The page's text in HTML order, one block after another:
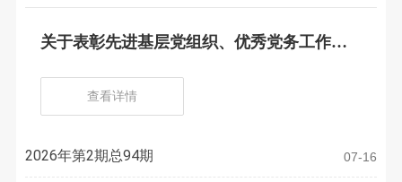
关于表彰先进基层党组织、优秀党务工作
查看详情
2026年第2期总94期 07-16